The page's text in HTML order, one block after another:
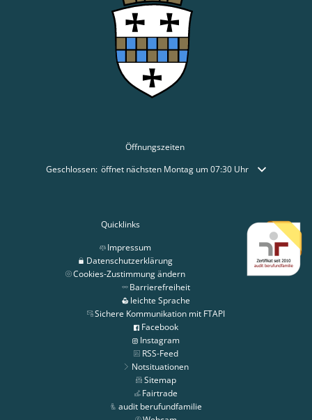
Öffnungszeiten
Klicken, um weitere Öffnungs- oder Schließzeiten auszublenden
Geschlossen: öffnet nächsten Montag um 07:30 Uhr
Quicklinks
Impressum
Datenschutzerklärung
Cookies-Zustimmung ändern
Barrierefreiheit
leichte Sprache
Sichere Kommunikation mit FTAPI
Facebook
Instagram
RSS-Feed
Notsituationen
Sitemap
Fairtrade
audit berufundfamilie